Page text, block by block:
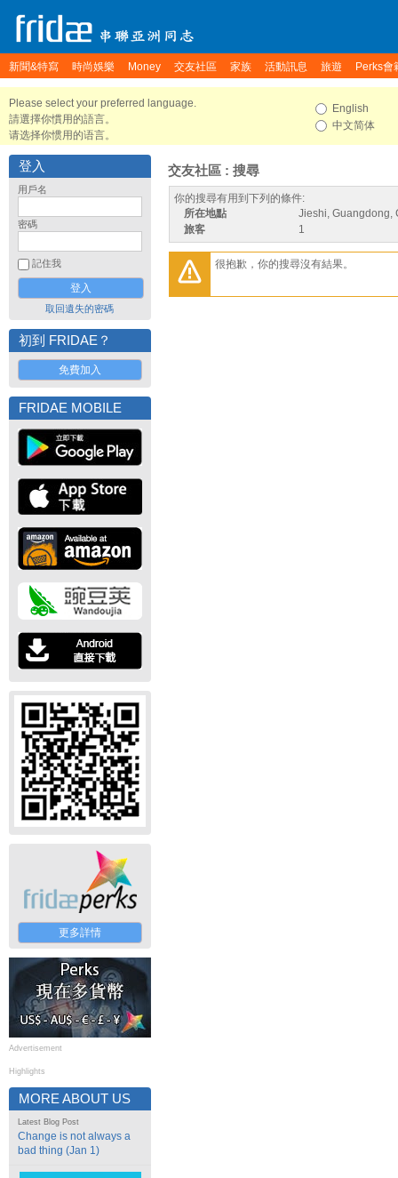
新聞&特寫 時尚娛樂 Money 交友社區 家族 活動訊息 旅遊 Perks會
Please select your preferred language.
請選擇你慣用的語言。
请选择你惯用的语言。
English
中文简体
登入
用戶名
密碼
記住我
取回遺失的密碼
初到 FRIDAE？
免費加入
FRIDAE MOBILE
更多詳情
Advertisement
Highlights
MORE ABOUT US
Latest Blog Post
Change is not always a
bad thing (Jan 1)
交友社區 : 搜尋
你的搜尋有用到下列的條件:
所在地點
Jieshi, Guangdong,
旅客
1
很抱歉，你的搜尋沒有結果。